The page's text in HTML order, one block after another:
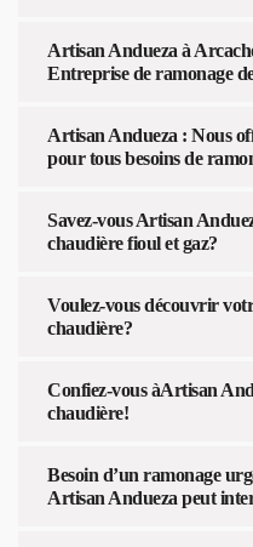
Artisan Andueza à
Entreprise de ramonage
Artisan Andueza : Nous
pour tous besoins de
Savez-vous Artisan
chaudière fioul et gaz?
Voulez-vous découvrir
chaudière?
Confiez-vous àArtisan
chaudière!
Besoin d’un ramonage
Artisan Andueza peut